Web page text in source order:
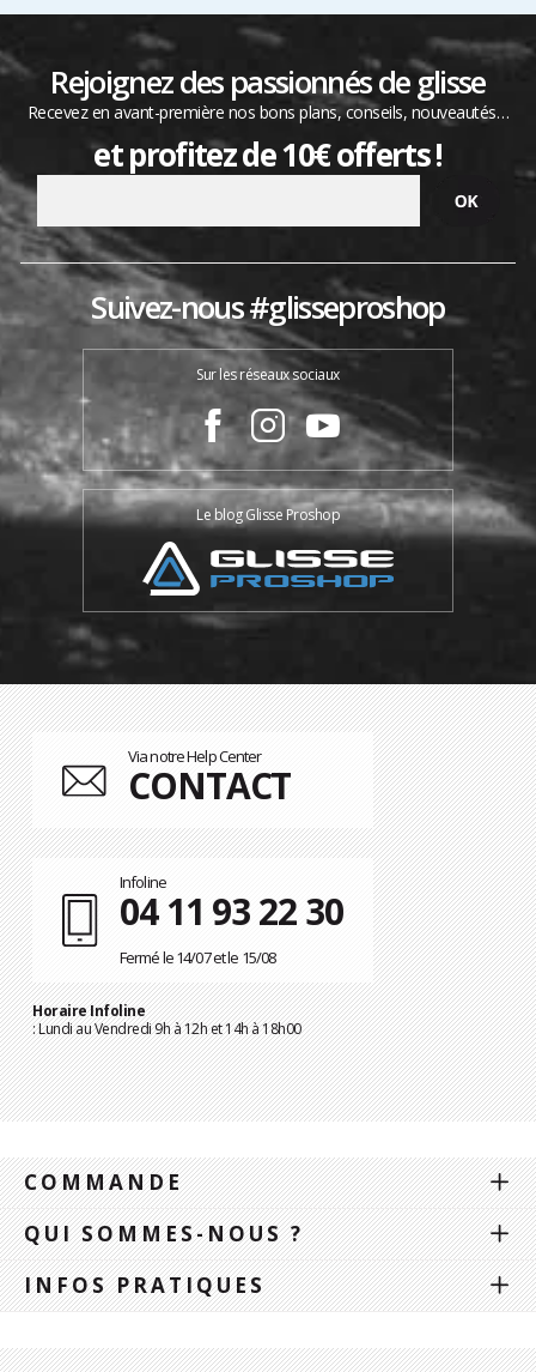
Rejoignez des passionnés de glisse
Recevez en avant-première nos bons plans, conseils, nouveautés…
et profitez de 10€ offerts !
Suivez-nous #glisseproshop
Sur les réseaux sociaux
Le blog Glisse Proshop
Via notre Help Center
CONTACT
Infoline
04 11 93 22 30
Fermé le 14/07 et le 15/08
Horaire Infoline
: Lundi au Vendredi 9h à 12h et 14h à 18h00
COMMANDE
QUI SOMMES-NOUS ?
INFOS PRATIQUES